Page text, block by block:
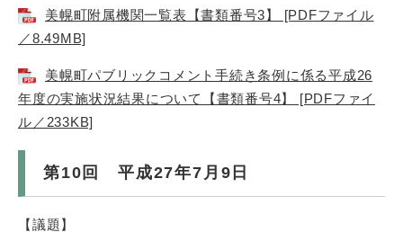
美幌町附属機関一覧表【書類番号3】 [PDFファイル
／8.49MB]
美幌町パブリックコメント手続き条例に係る平成26
年度の実施状況結果について【書類番号4】 [PDFファイ
ル／233KB]
第10回 平成27年7月9日
【議題】